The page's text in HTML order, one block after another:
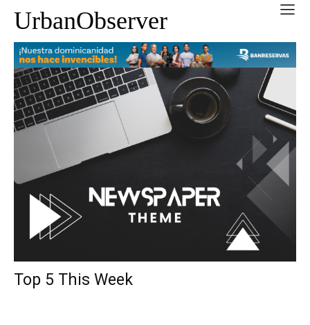
UrbanObserver
Top 5 This Week